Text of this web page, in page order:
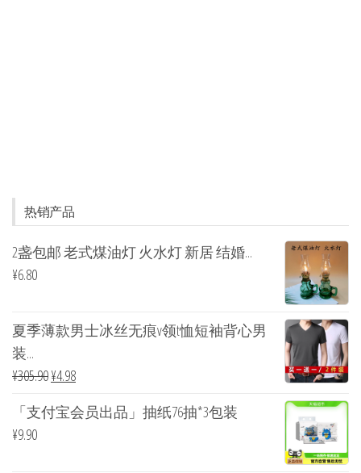
热销产品
2盏包邮 老式煤油灯 火水灯 新居 结婚...
¥6.80
夏季薄款男士冰丝无痕v领t恤短袖背心男
装...
¥305.90¥4.98
「支付宝会员出品」抽纸76抽*3包装
¥9.90